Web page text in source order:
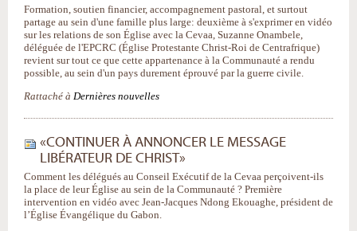
Formation, soutien financier, accompagnement pastoral, et surtout
partage au sein d'une famille plus large: deuxième à s'exprimer en vidéo
sur les relations de son Église avec la Cevaa, Suzanne Onambele,
déléguée de l'EPCRC (Église Protestante Christ-Roi de Centrafrique)
revient sur tout ce que cette appartenance à la Communauté a rendu
possible, au sein d'un pays durement éprouvé par la guerre civile.
Rattaché à Dernières nouvelles
«CONTINUER À ANNONCER LE MESSAGE
LIBÉRATEUR DE CHRIST»
Comment les délégués au Conseil Exécutif de la Cevaa perçoivent-ils
la place de leur Église au sein de la Communauté ? Première
intervention en vidéo avec Jean-Jacques Ndong Ekouaghe, président de
l’Église Évangélique du Gabon.